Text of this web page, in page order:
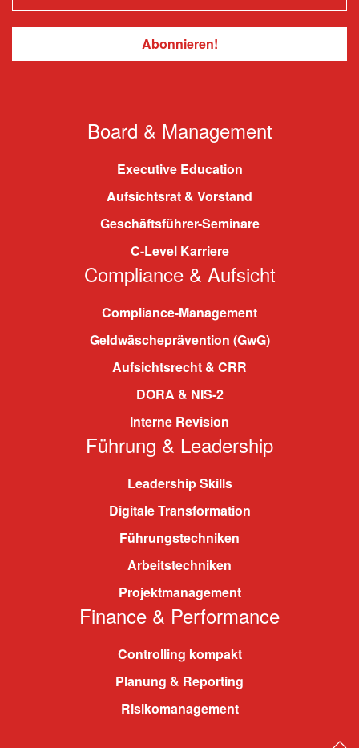
Board & Management
Executive Education
Aufsichtsrat & Vorstand
Geschäftsführer-Seminare
C-Level Karriere
Compliance & Aufsicht
Compliance-Management
Geldwäscheprävention (GwG)
Aufsichtsrecht & CRR
DORA & NIS-2
Interne Revision
Führung & Leadership
Leadership Skills
Digitale Transformation
Führungstechniken
Arbeitstechniken
Projektmanagement
Finance & Performance
Controlling kompakt
Planung & Reporting
Risikomanagement